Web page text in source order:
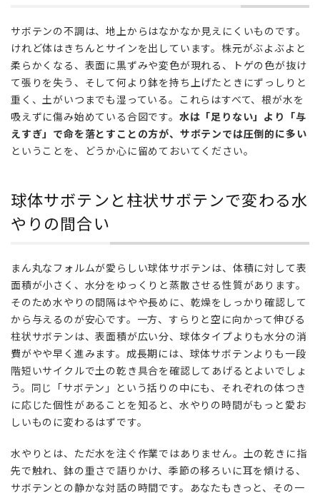
い
で
5
球
サ
ボ
テ
柱
サ
ン
で
変
わ
る
水
り
の
間
合
サボテンの不調は、地上からはなかなか見えにくいものです。
けれど体はきちんとサインを出しています。株元がぶよぶよと
柔らかくなる、表面に黒ずみや変色が現れる、トゲの色が抜け
て張りを失う、そして何より鉢を持ち上げたときにずっしりと
重く、土がいつまでも湿っている。これらはすべて、根が水を
吸えずに傷み始めている合図です。 水は「足りない」より「与
えすぎ」で命を落とすことの方が、サボテンでは圧倒的に多い
ということを、どうか心に留めておいてください。
球体サボテンと柱状サボテンで変わる水
やりの間合い
まん丸なフォルムが愛らしい球体サボテンは、体積に対して表
面積が小さく、水分をゆっくりと蒸散させる性質があります。
そのため水やりの間隔はやや長めに、乾燥をしっかり確認して
から与えるのが安心です。一方、すらりと空に向かって伸びる
柱状サボテンは、表面積が広い分、球体タイプよりも水分の消
費がやや早く進みます。成長期には、球体サボテンよりも一段
階短いサイクルで土の乾き具合を確認してあげるとよいでしょ
う。同じ「サボテン」という括りの中にも、それぞれの体つき
に応じた個性があることを知ると、水やりの時間がもっと愛お
しいものに変わるはずです。
水やりとは、ただ水を注ぐ作業ではありません。土の乾きに指
先で触れ、鉢の重さで語りかけ、季節の移ろいに耳を傾ける、
サボテンとの静かな対話の時間です。あなたもきっと、その一